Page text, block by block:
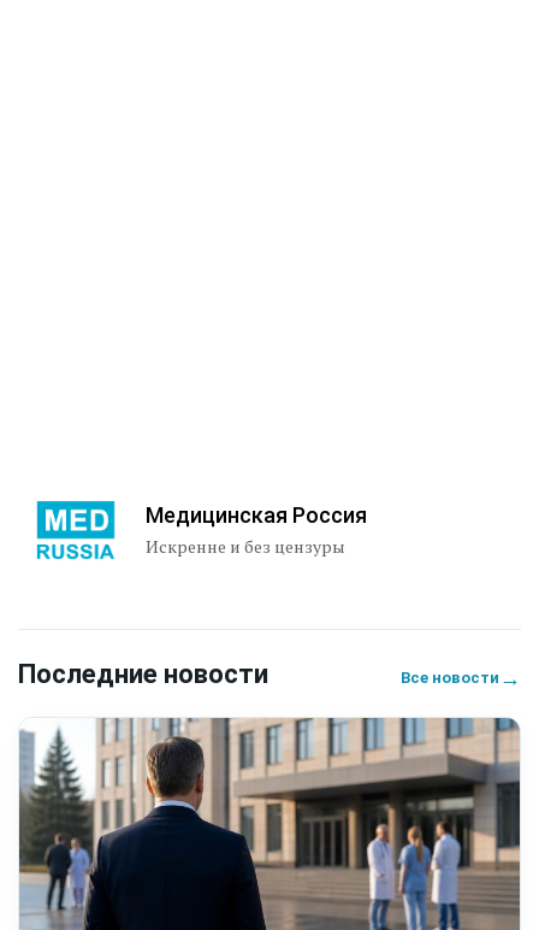
Медицинская Россия
Искренне и без цензуры
Последние новости Все новости →